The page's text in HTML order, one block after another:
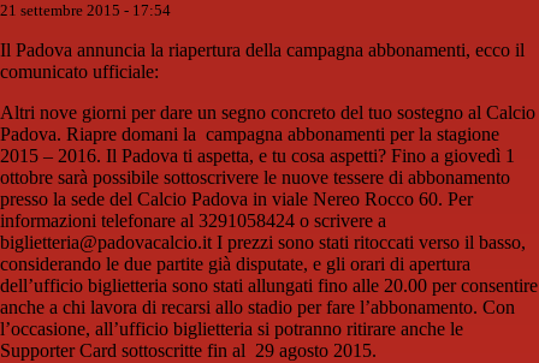
21 settembre 2015 - 17:54
Il Padova annuncia la riapertura della campagna abbonamenti, ecco il
comunicato ufficiale:
Altri nove giorni per dare un segno concreto del tuo sostegno al Calcio
Padova. Riapre domani la campagna abbonamenti per la stagione
2015 – 2016. Il Padova ti aspetta, e tu cosa aspetti? Fino a giovedì 1
ottobre sarà possibile sottoscrivere le nuove tessere di abbonamento
presso la sede del Calcio Padova in viale Nereo Rocco 60. Per
informazioni telefonare al 3291058424 o scrivere a
biglietteria@padovacalcio.it I prezzi sono stati ritoccati verso il basso,
considerando le due partite già disputate, e gli orari di apertura
dell’ufficio biglietteria sono stati allungati fino alle 20.00 per consentire
anche a chi lavora di recarsi allo stadio per fare l’abbonamento. Con
l’occasione, all’ufficio biglietteria si potranno ritirare anche le
Supporter Card sottoscritte fin al 29 agosto 2015.